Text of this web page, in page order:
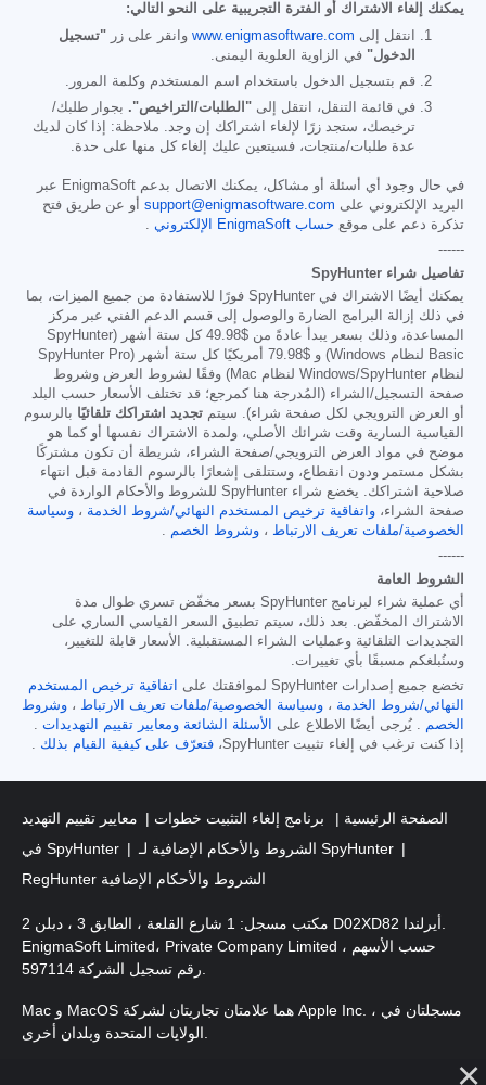
يمكنك إلغاء الاشتراك أو الفترة التجريبية على النحو التالي:
انتقل إلى www.enigmasoftware.com وانقر على زر "تسجيل
الدخول" في الزاوية العلوية اليمنى.
قم بتسجيل الدخول باستخدام اسم المستخدم وكلمة المرور.
في قائمة التنقل، انتقل إلى "الطلبات/التراخيص". بجوار طلبك/
ترخيصك، ستجد زرًا لإلغاء اشتراكك إن وجد. ملاحظة: إذا كان لديك
عدة طلبات/منتجات، فسيتعين عليك إلغاء كل منها على حدة.
في حال وجود أي أسئلة أو مشاكل، يمكنك الاتصال بدعم EnigmaSoft عبر
البريد الإلكتروني على support@enigmasoftware.com أو عن طريق فتح
تذكرة دعم على موقع حساب EnigmaSoft الإلكتروني
.
------
تفاصيل شراء SpyHunter
يمكنك أيضًا الاشتراك في SpyHunter فورًا للاستفادة من جميع الميزات، بما
في ذلك إزالة البرامج الضارة والوصول إلى قسم الدعم الفني عبر مركز
المساعدة، وذلك بسعر يبدأ عادةً من $49.98
كل ستة أشهر (SpyHunter
Basic لنظام Windows) و
$79.98
أمريكيًا كل ستة أشهر (SpyHunter Pro
لنظام Windows/SpyHunter لنظام Mac) وفقًا لشروط العرض وشروط
صفحة التسجيل/الشراء (المُدرجة هنا كمرجع؛ قد تختلف الأسعار حسب البلد
أو العرض الترويجي لكل صفحة شراء). سيتم تجديد اشتراكك تلقائيًا بالرسوم
القياسية السارية وقت شرائك الأصلي، ولمدة الاشتراك نفسها أو كما هو
موضح في مواد العرض الترويجي/صفحة الشراء، شريطة أن تكون مشتركًا
بشكل مستمر ودون انقطاع، وستتلقى إشعارًا بالرسوم القادمة قبل انتهاء
صلاحية اشتراكك. يخضع شراء SpyHunter للشروط والأحكام الواردة في
صفحة الشراء، واتفاقية ترخيص المستخدم النهائي/شروط الخدمة ، وسياسة
الخصوصية/ملفات تعريف الارتباط ، وشروط الخصم .
------
الشروط العامة
أي عملية شراء لبرنامج SpyHunter بسعر مخفّض تسري طوال مدة
الاشتراك المخفّض. بعد ذلك، سيتم تطبيق السعر القياسي الساري على
التجديدات التلقائية وعمليات الشراء المستقبلية. الأسعار قابلة للتغيير،
وسنُبلغكم مسبقًا بأي تغييرات.
تخضع جميع إصدارات SpyHunter لموافقتك على
اتفاقية ترخيص المستخدم
النهائي/شروط الخدمة ، وسياسة الخصوصية/ملفات تعريف الارتباط ، وشروط
الخصم . يُرجى أيضًا الاطلاع على الأسئلة الشائعة ومعايير تقييم التهديدات .
إذا كنت ترغب في إلغاء تثبيت SpyHunter،
فتعرّف على كيفية القيام بذلك .
الصفحة الرئيسية برنامج إلغاء التثبيت خطوات
معايير تقييم التهديد
في SpyHunter
الشروط والأحكام الإضافية لـ SpyHunter
RegHunter الشروط والأحكام الإضافية
EnigmaSoft Limited، Private Company Limited حسب الأسهم ،
Mac و MacOS هما علامتان تجاريتان لشركة Apple Inc. ، مسجلتان في